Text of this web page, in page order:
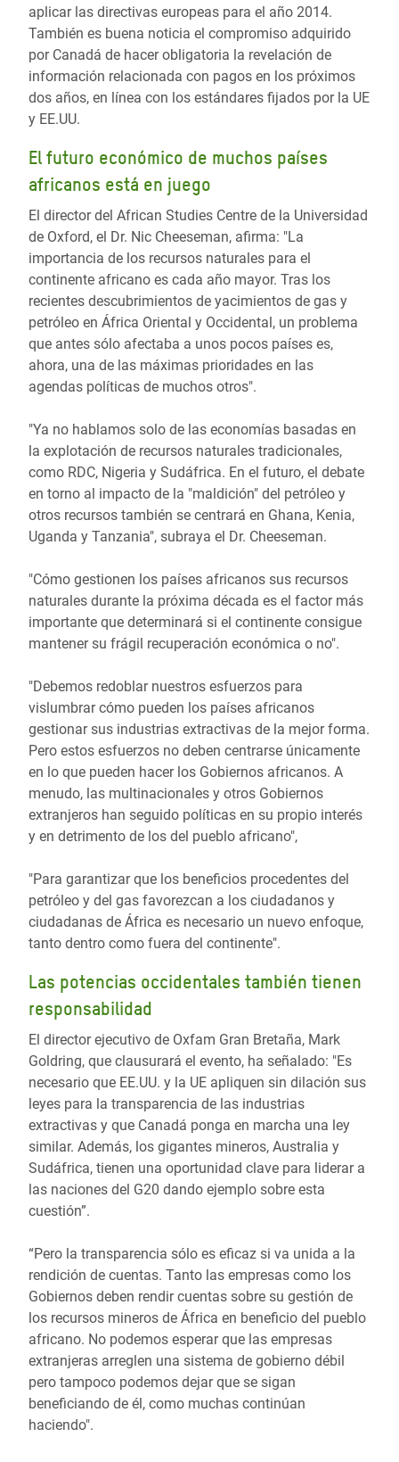
aplicar las directivas europeas para el año 2014.
También es buena noticia el compromiso adquirido
por Canadá de hacer obligatoria la revelación de
información relacionada con pagos en los próximos
dos años, en línea con los estándares fijados por la UE
y EE.UU.
El futuro económico de muchos países
africanos está en juego
El director del African Studies Centre de la Universidad
de Oxford, el Dr. Nic Cheeseman, afirma: "La
importancia de los recursos naturales para el
continente africano es cada año mayor. Tras los
recientes descubrimientos de yacimientos de gas y
petróleo en África Oriental y Occidental, un problema
que antes sólo afectaba a unos pocos países es,
ahora, una de las máximas prioridades en las
agendas políticas de muchos otros".
"Ya no hablamos solo de las economías basadas en
la explotación de recursos naturales tradicionales,
como RDC, Nigeria y Sudáfrica. En el futuro, el debate
en torno al impacto de la "maldición" del petróleo y
otros recursos también se centrará en Ghana, Kenia,
Uganda y Tanzania", subraya el Dr. Cheeseman.
"Cómo gestionen los países africanos sus recursos
naturales durante la próxima década es el factor más
importante que determinará si el continente consigue
mantener su frágil recuperación económica o no".
"Debemos redoblar nuestros esfuerzos para
vislumbrar cómo pueden los países africanos
gestionar sus industrias extractivas de la mejor forma.
Pero estos esfuerzos no deben centrarse únicamente
en lo que pueden hacer los Gobiernos africanos. A
menudo, las multinacionales y otros Gobiernos
extranjeros han seguido políticas en su propio interés
y en detrimento de los del pueblo africano",
"Para garantizar que los beneficios procedentes del
petróleo y del gas favorezcan a los ciudadanos y
ciudadanas de África es necesario un nuevo enfoque,
tanto dentro como fuera del continente".
Las potencias occidentales también tienen
responsabilidad
El director ejecutivo de Oxfam Gran Bretaña, Mark
Goldring, que clausurará el evento, ha señalado: "Es
necesario que EE.UU. y la UE apliquen sin dilación sus
leyes para la transparencia de las industrias
extractivas y que Canadá ponga en marcha una ley
similar. Además, los gigantes mineros, Australia y
Sudáfrica, tienen una oportunidad clave para liderar a
las naciones del G20 dando ejemplo sobre esta
cuestión”.
“Pero la transparencia sólo es eficaz si va unida a la
rendición de cuentas. Tanto las empresas como los
Gobiernos deben rendir cuentas sobre su gestión de
los recursos mineros de África en beneficio del pueblo
africano. No podemos esperar que las empresas
extranjeras arreglen una sistema de gobierno débil
pero tampoco podemos dejar que se sigan
beneficiando de él, como muchas continúan
haciendo".